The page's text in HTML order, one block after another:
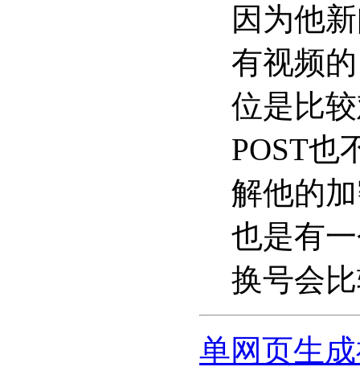
因为他
有视频
位是比
POST也
解他的
也是有
换号会
单网页生